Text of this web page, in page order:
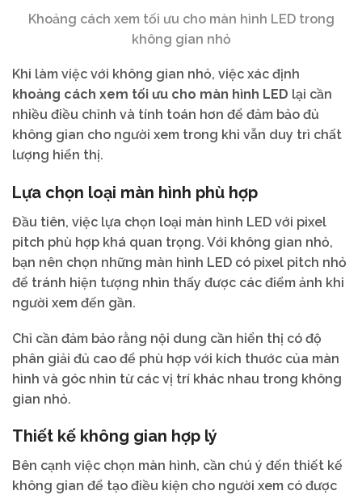
Khoảng cách xem tối ưu cho màn hình LED trong
không gian nhỏ
Khi làm việc với không gian nhỏ, việc xác định
khoảng cách xem tối ưu cho màn hình LED lại cần
nhiều điều chỉnh và tính toán hơn để đảm bảo đủ
không gian cho người xem trong khi vẫn duy trì chất
lượng hiển thị.
Lựa chọn loại màn hình phù hợp
Đầu tiên, việc lựa chọn loại màn hình LED với pixel
pitch phù hợp khá quan trọng. Với không gian nhỏ,
bạn nên chọn những màn hình LED có pixel pitch nhỏ
để tránh hiện tượng nhìn thấy được các điểm ảnh khi
người xem đến gần.
Chỉ cần đảm bảo rằng nội dung cần hiển thị có độ
phân giải đủ cao để phù hợp với kích thước của màn
hình và góc nhìn từ các vị trí khác nhau trong không
gian nhỏ.
Thiết kế không gian hợp lý
Bên cạnh việc chọn màn hình, cần chú ý đến thiết kế
không gian để tạo điều kiện cho người xem có được